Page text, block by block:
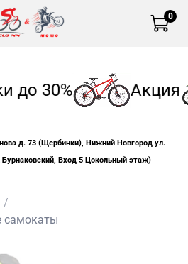
0
до 30% Акция
д. 73 (Щербинки), Нижний Новгород ул.
Вход 5 Цокольный этаж)
самокаты